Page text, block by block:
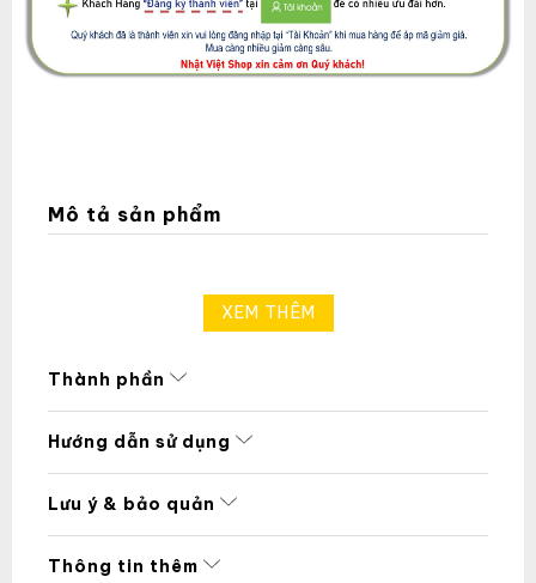
Mô tả sản phẩm
XEM THÊM
Thành phần
Hướng dẫn sử dụng
Lưu ý & bảo quản
Thông tin thêm